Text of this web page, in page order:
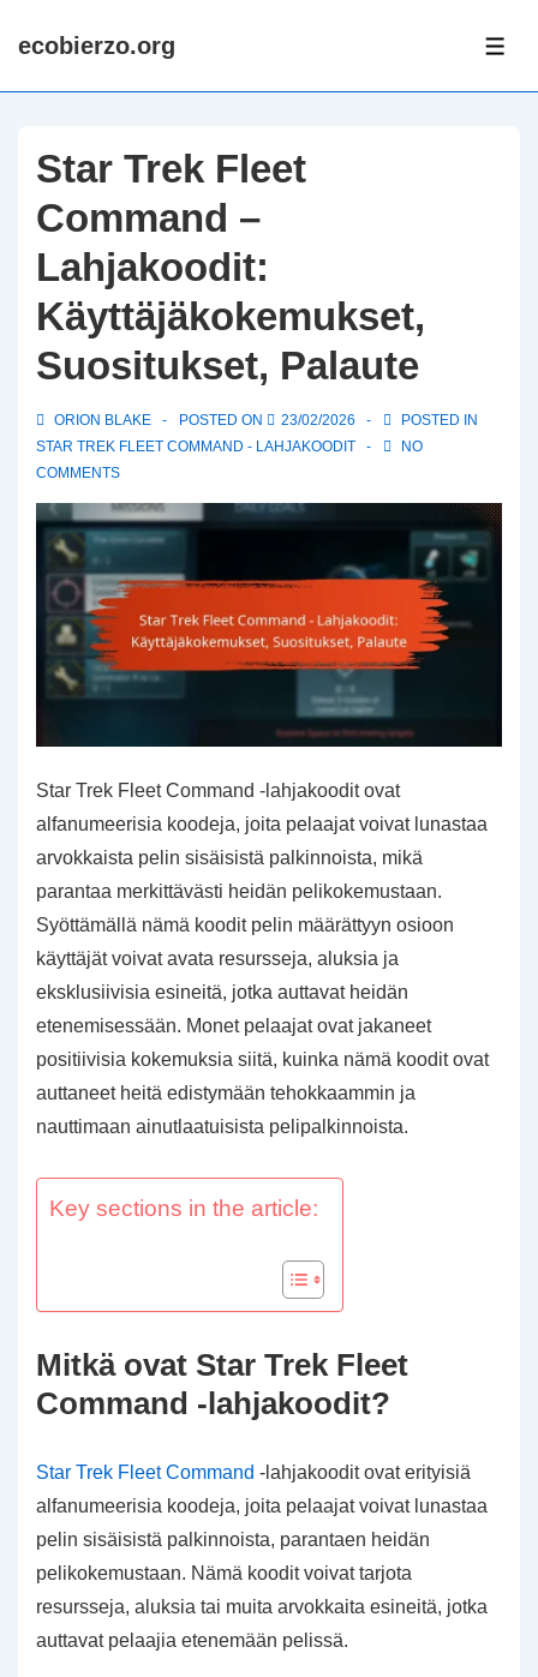
Skipecobierzo.org
Star Trek Fleet
Command –
Lahjakoodit:
Käyttäjäkokemukset,
Suositukset, Palaute
ORION BLAKE POSTED ON 23/02/2026
POSTED IN
STAR TREK FLEET COMMAND - LAHJAKOODIT
NO
COMMENTS
Star Trek Fleet Command -lahjakoodit ovat
alfanumeerisia koodeja, joita pelaajat voivat lunastaa
arvokkaista pelin sisäisistä palkinnoista, mikä
parantaa merkittävästi heidän pelikokemustaan.
Syöttämällä nämä koodit pelin määrättyyn osioon
käyttäjät voivat avata resursseja, aluksia ja
eksklusiivisia esineitä, jotka auttavat heidän
etenemisessään. Monet pelaajat ovat jakaneet
positiivisia kokemuksia siitä, kuinka nämä koodit ovat
auttaneet heitä edistymään tehokkaammin ja
nauttimaan ainutlaatuisista pelipalkinnoista.
Key sections in the article:
Mitkä ovat Star Trek Fleet
Command -lahjakoodit?
Star Trek Fleet Command -lahjakoodit ovat erityisiä
alfanumeerisia koodeja, joita pelaajat voivat lunastaa
pelin sisäisistä palkinnoista, parantaen heidän
pelikokemustaan. Nämä koodit voivat tarjota
resursseja, aluksia tai muita arvokkaita esineitä, jotka
auttavat pelaajia etenemään pelissä.